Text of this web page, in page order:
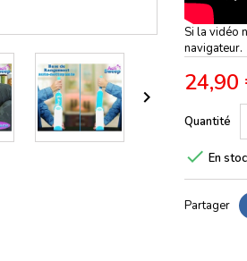

Si la vidéo
navigateur.
24,90
Quantité
 En
Partager